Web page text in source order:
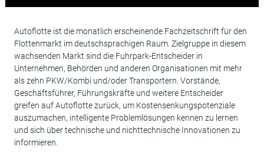
Autoflotte ist die monatlich erscheinende Fachzeitschrift für den
Flottenmarkt im deutschsprachigen Raum. Zielgruppe in diesem
wachsenden Markt sind die Fuhrpark-Entscheider in
Unternehmen, Behörden und anderen Organisationen mit mehr
als zehn PKW/Kombi und/oder Transportern. Vorstände,
Geschäftsführer, Führungskräfte und weitere Entscheider
greifen auf Autoflotte zurück, um Kostensenkungspotenziale
auszumachen, intelligente Problemlösungen kennen zu lernen
und sich über technische und nichttechnische Innovationen zu
informieren.